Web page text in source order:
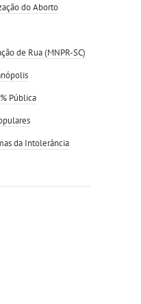
do Aborto
de Rua (MNPR-SC)
Pública
da Intolerância